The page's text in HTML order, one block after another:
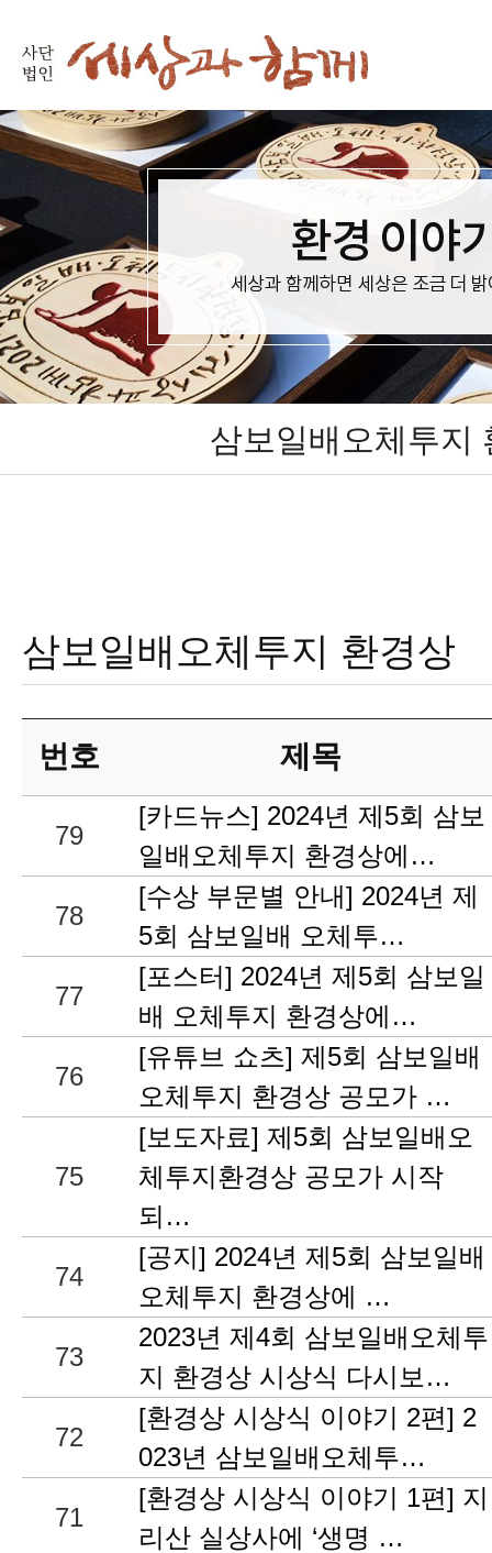
삼보일배오체투지
삼보일배오체투지 환경상
번호 제목
79
[카드뉴스] 2024년 제5회 삼보
일배오체투지 환경상에…
78
[수상 부문별 안내] 2024년 제
5회 삼보일배 오체투…
77
[포스터] 2024년 제5회 삼보일
배 오체투지 환경상에…
76
[유튜브 쇼츠] 제5회 삼보일배
오체투지 환경상 공모가 …
75
[보도자료] 제5회 삼보일배오
체투지환경상 공모가 시작
되…
74
[공지] 2024년 제5회 삼보일배
오체투지 환경상에 …
73
2023년 제4회 삼보일배오체투
지 환경상 시상식 다시보…
72
[환경상 시상식 이야기 2편] 2
023년 삼보일배오체투…
71
[환경상 시상식 이야기 1편] 지
리산 실상사에 ‘생명 …